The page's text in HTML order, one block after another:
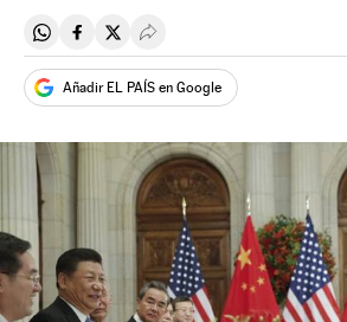
Compartir en Whatsapp
Compartir en Facebook
Compartir en Twitter
Desplegar Redes Sociales
Añadir EL PAÍS en Google